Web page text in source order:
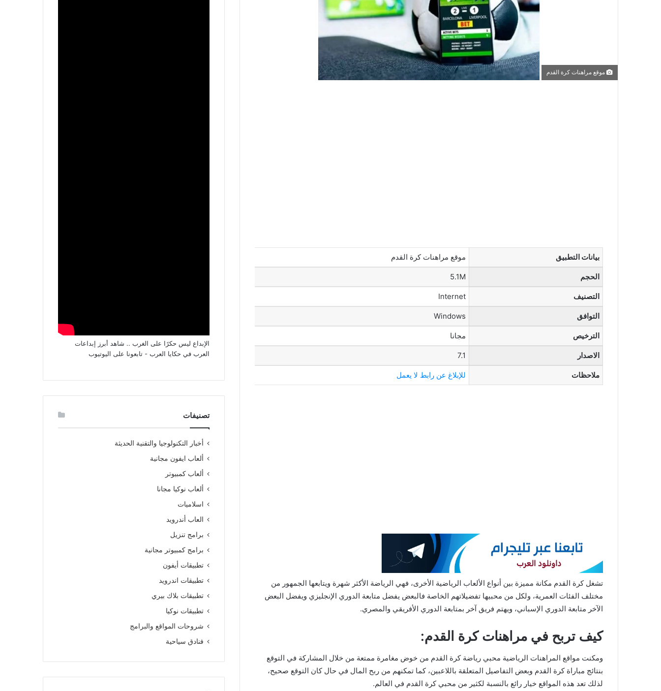
موقع مراهنات كرة القدم
بيانات التطبيق موقع مراهنات كرة القدم
الحجم 5.1M
التصنيف Internet
التوافق Windows
الترخيص مجانا
الاصدار 7.1
ملاحظات للإبلاغ عن رابط لا يعمل
تشغل كرة القدم مكانة مميزة بين أنواع الألعاب الرياضية الأخرى، فهي الرياضة الأكثر شهرة ويتابعها الجمهور من
مختلف الفئات العمرية، ولكل من محبيها تفضيلاتهم الخاصة فالبعض يفضل متابعة الدوري الإنجليزي ويفضل البعض
الآخر متابعة الدوري الإسباني، ويهتم فريق آخر بمتابعة الدوري الأفريقي والمصري.
كيف تربح في مراهنات كرة القدم:
ومكنت مواقع المراهنات الرياضية محبي رياضة كرة القدم من خوض مغامرة ممتعة من خلال المشاركة في التوقع
بنتائج مباراة كرة القدم وبعض التفاصيل المتعلقة باللاعبين، كما تمكنهم من ربح المال في حال كان التوقع صحيح،
لذلك تعد هذه المواقع خيار رائع بالنسبة لكثير من محبي كرة القدم في العالم.
الإبداع ليس حكرًا على الغرب .. شاهد أبرز إبداعات
العرب في حكايا العرب - تابعونا على اليوتيوب
تصنيفات
أخبار التكنولوجيا والتقنية الحديثة
ألعاب ايفون مجانية
ألعاب كمبيوتر
ألعاب نوكيا مجانا
اسلاميات
العاب أندرويد
برامج تنزيل
برامج كمبيوتر مجانية
تطبيقات أيفون
تطبيقات اندرويد
تطبيقات بلاك بيري
تطبيقات نوكيا
شروحات المواقع والبرامج
فنادق سياحية